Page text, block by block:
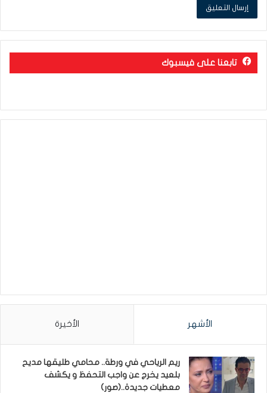
تابعنا على فيسبوك
الأشهر الأخيرة
ريم الرياحي في ورطة.. محامي طليقها مديح
بلعيد يخرج عن واجب التحفظ و يكشف
معطيات جديدة..(صور)